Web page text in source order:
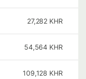
27,282 KHR
54,564 KHR
109,128 KHR